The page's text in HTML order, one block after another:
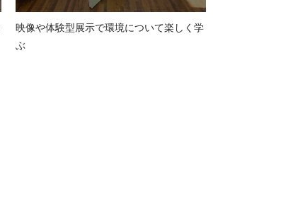
映像や体験型展示で環境について楽しく学
ぶ